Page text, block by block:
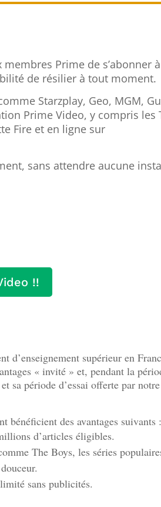
Prime de s’abonner
de résilier à tout moment.
Starzplay, Geo, MGM,
Prime Video, y compris les
Fire et en ligne sur
sans attendre aucune
!!
d’enseignement supérieur en
« invité » et, pendant la
sa période d’essai offerte par
bénéficient des avantages suivants :
d’articles éligibles.
The Boys, les séries
sans publicités.